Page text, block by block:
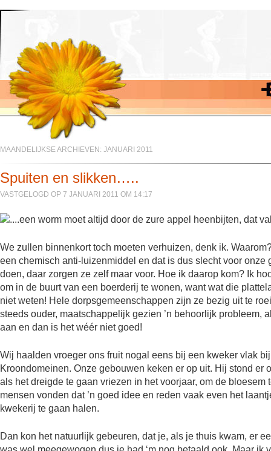
MAANDELIJKSE ARCHIEVEN: JANUARI 2011
Spuiten en slikken…..
VASTGELOGD OP 7 JANUARI 2011 OM 14:17
We zullen binnenkort toch moeten verhuizen, denk ik.
een chemisch anti-luizenmiddel en dat is dus slecht voor
doen, daar zorgen ze zelf maar voor. Hoe ik daarop kom? Ik
om in de buurt van een boerderij te wonen, want wat die
niet weten! Hele dorpsgemeenschappen zijn ze bezig uit te
steeds ouder, maatschappelijk gezien ’n behoorlijk probleem,
aan en dan is het wéér niet goed!
Wij haalden vroeger ons fruit nogal eens bij een kweker vlak
Kroondomeinen. Onze gebouwen keken er op uit. Hij stond
als het dreigde te gaan vriezen in het voorjaar, om de
mensen vonden dat ’n goed idee en reden vaak even het
kwekerij te gaan halen.
Dan kon het natuurlijk gebeuren, dat je, als je thuis kwam, er